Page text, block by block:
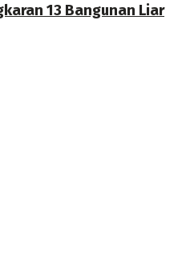
13 Bangunan Liar